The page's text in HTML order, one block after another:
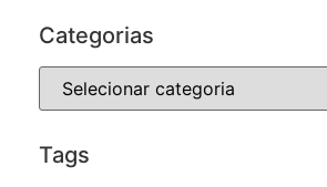
Categorias
Tags